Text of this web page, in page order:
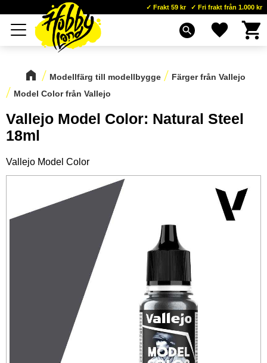
Meny
Frakt 59 kr Fri frakt från 1.000 kr
search Favoriter
Modellfärg till modellbygge
Färger från Vallejo
Model Color från Vallejo
Vallejo Model Color: Natural Steel
18ml
Vallejo Model Color